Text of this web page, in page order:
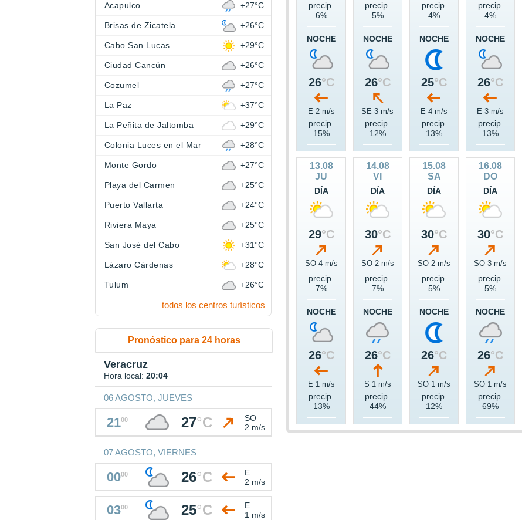
precip.
6%
NOCHE
26°C
E 2 m/s
precip.
15%
precip.
5%
NOCHE
26°C
SE 3 m/s
precip.
12%
precip.
4%
NOCHE
25°C
E 4 m/s
precip.
13%
precip.
4%
NOCHE
26°C
E 3 m/s
precip.
13%
13.08
JU
DÍA
29°C
SO 4 m/s
precip.
7%
NOCHE
26°C
E 1 m/s
precip.
13%
14.08
VI
DÍA
30°C
SO 2 m/s
precip.
7%
NOCHE
26°C
S 1 m/s
precip.
44%
15.08
SA
DÍA
30°C
SO 2 m/s
precip.
5%
NOCHE
26°C
SO 1 m/s
precip.
12%
16.08
DO
DÍA
30°C
SO 3 m/s
precip.
5%
NOCHE
26°C
SO 1 m/s
precip.
69%
Acapulco +27°C
Brisas de Zicatela +26°C
Cabo San Lucas +29°C
Ciudad Cancún +26°C
Cozumel +27°C
La Paz +37°C
La Peñita de Jaltomba +29°C
Colonia Luces en el Mar +28°C
Monte Gordo +27°C
Playa del Carmen +25°C
Puerto Vallarta +24°C
Riviera Maya +25°C
San José del Cabo +31°C
Lázaro Cárdenas +28°C
Tulum +26°C
todos los centros turísticos
Pronóstico para 24 horas
Veracruz
Hora local: 20:04
06 AGOSTO, JUEVES
2100 27°C
SO
2 m/s
07 AGOSTO, VIERNES
0000 26°C
E
2 m/s
0300 25°C
E
1 m/s